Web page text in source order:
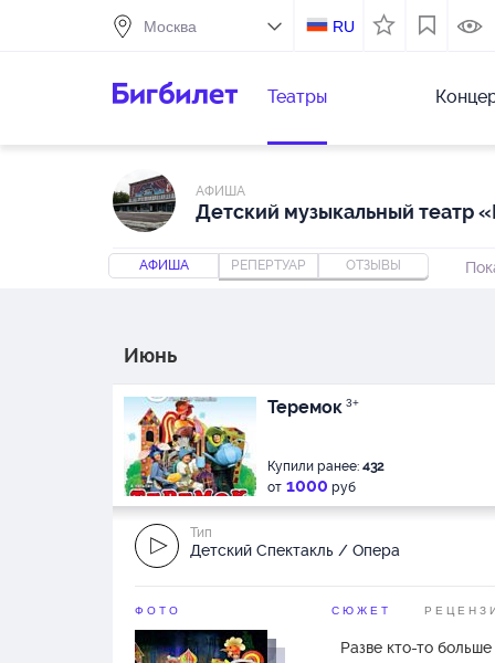
RU
Театры
АФИША
Детский музыкальный театр
АФИША РЕПЕРТУАР ОТЗЫВЫ
Июнь
Теремок 3+
Купили ранее: 432
от 1000 руб
Тип
Детский Спектакль / Опера
ФОТО СЮЖЕТ
Разве кто-то